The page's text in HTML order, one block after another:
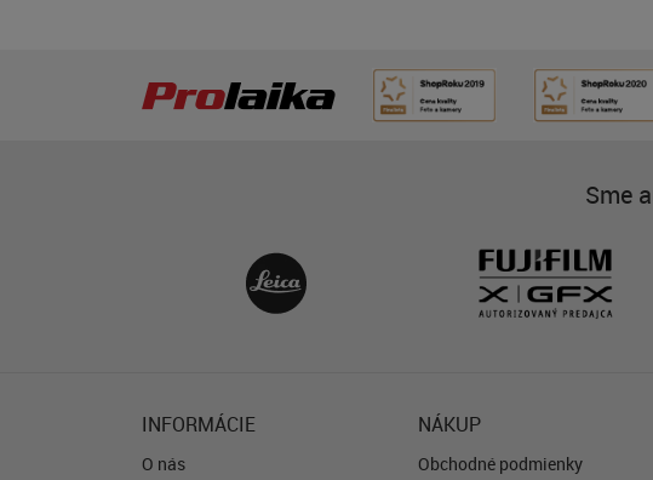
Sme
INFORMÁCIE
O nás
NÁKUP
Obchodné podmienky